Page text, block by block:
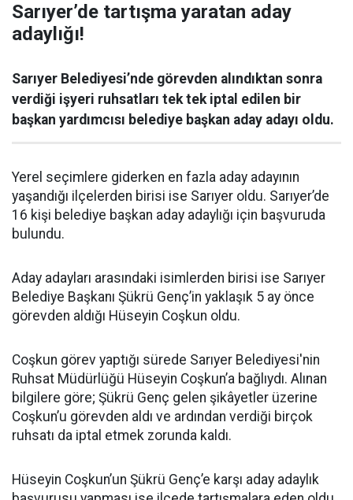
Sarıyer’de tartışma yaratan aday
adaylığı!
Sarıyer Belediyesi’nde görevden alındıktan sonra
verdiği işyeri ruhsatları tek tek iptal edilen bir
başkan yardımcısı belediye başkan aday adayı oldu.
Yerel seçimlere giderken en fazla aday adayının
yaşandığı ilçelerden birisi ise Sarıyer oldu. Sarıyer’de
16 kişi belediye başkan aday adaylığı için başvuruda
bulundu.
Aday adayları arasındaki isimlerden birisi ise Sarıyer
Belediye Başkanı Şükrü Genç’in yaklaşık 5 ay önce
görevden aldığı Hüseyin Coşkun oldu.
Coşkun görev yaptığı sürede Sarıyer Belediyesi'nin
Ruhsat Müdürlüğü Hüseyin Coşkun’a bağlıydı. Alınan
bilgilere göre; Şükrü Genç gelen şikâyetler üzerine
Coşkun’u görevden aldı ve ardından verdiği birçok
ruhsatı da iptal etmek zorunda kaldı.
Hüseyin Coşkun’un Şükrü Genç’e karşı aday adaylık